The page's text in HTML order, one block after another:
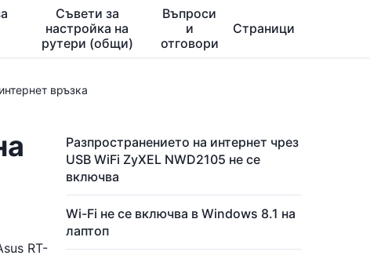
Съвети за
настройка на
рутери (общи)
Въпроси
и
отговори
Страници
връзка
RT-
Разпространението на интернет чрез
USB WiFi ZyXEL NWD2105 не се
включва
Wi-Fi не се включва в Windows 8.1 на
лаптоп